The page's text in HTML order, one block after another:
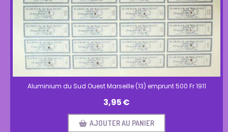
Aluminium du Sud Ouest Marseille (13) emprunt 500 Fr 1911
3,95€
AJOUTER AU PANIER